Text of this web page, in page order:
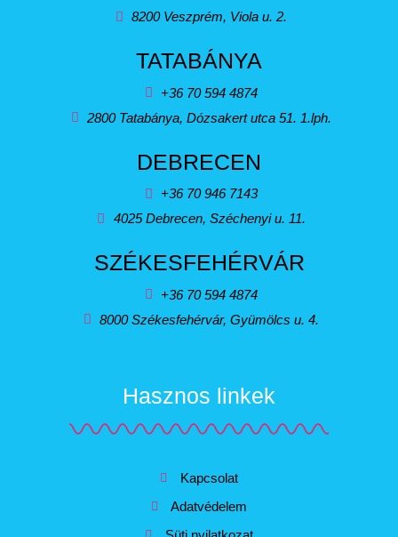
8200 Veszprém, Viola u. 2.
TATABÁNYA
+36 70 594 4874
2800 Tatabánya, Dózsakert utca 51. 1.lph.
DEBRECEN
+36 70 946 7143
4025 Debrecen, Széchenyi u. 11.
SZÉKESFEHÉRVÁR
+36 70 594 4874
8000 Székesfehérvár, Gyümölcs u. 4.
Hasznos linkek
Kapcsolat
Adatvédelem